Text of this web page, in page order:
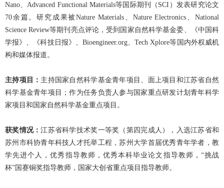
Nano、Advanced Functional Materials等国际期刊（SCI）发表研究论文
70余篇。研究成果被Nature Materials、Nature Electronics、National
Science Review等期刊亮点评论，受到国家自然科学基金委、《中国科
学报》、《科技日报》、Bioengineer.org、Tech Xplore等国内外权威机
构和媒体报道。
主持项目： 主持国家自然科学基金青年项目、面上项目和江苏省自然
科学基金青年项目；作为任务负责人参与国家重点研发计划青年科学
家项目和国家自然科学基金重点项目。
获奖情况：江苏省科学技术奖一等奖（第四完成人），入选江苏省和
苏州市科协青年科技人才托举工程，苏州大学首届优秀青年学者，教
学先进个人，优秀指导教师，优秀本科毕业论文指导教师，“挑战
杯”国赛铜奖指导教师，国家大创省重点项目指导教师。